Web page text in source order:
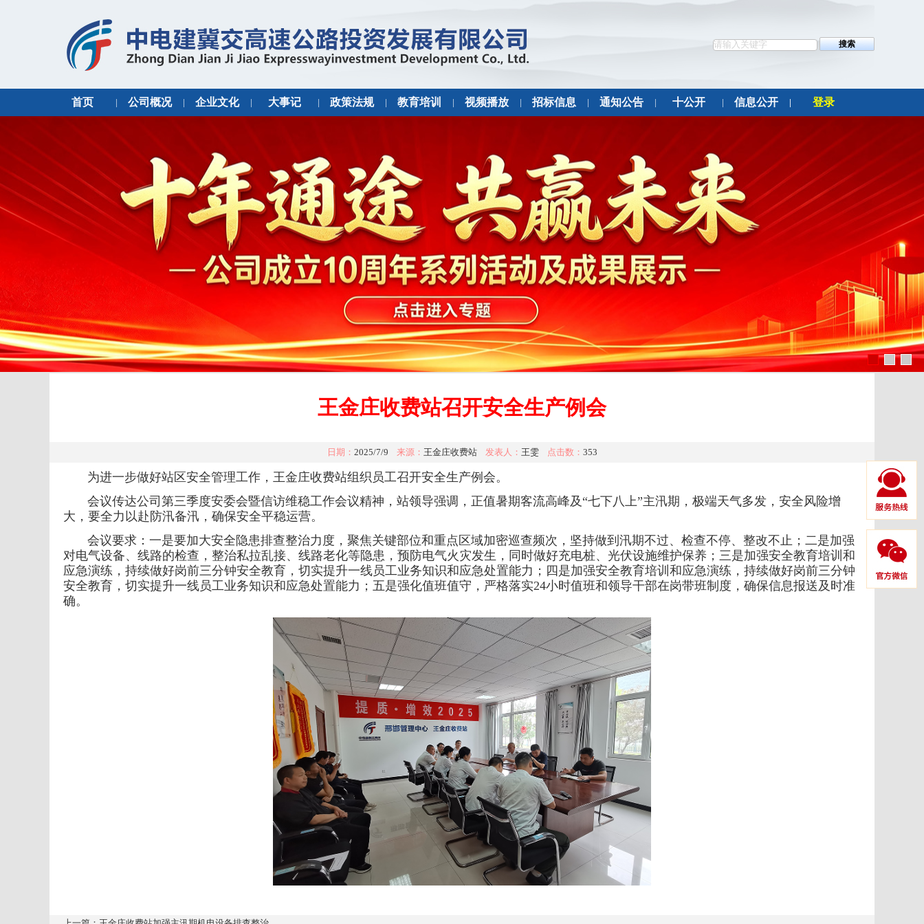
首页 | 公司概况 | 企业文化 | 大事记 | 政策法规 | 教育培训 | 视频播放 | 招标信息 | 通知公告 | 十公开 | 信息公开 || 登录
王金庄收费站召开安全生产例会
日期： 2025/7/9 来源： 王金庄收费站 发表人： 王雯 点击数： 353
为进一步做好站区安全管理工作，王金庄收费站组织员工召开安全生产例会。
会议传达公司 第三季度安委会暨信访维稳工作会议精神，站领导强调， 正值暑期客流高峰及“七下八上”主汛期，极端天气多发，安全风险增
大，要全力以赴防汛备汛，确保安全平稳运营。
会议要求：一是要加大安全隐患排查整治力度，聚焦关键部位和重点区域加密巡查频次，坚持做到汛期不过、检查不停、整改不止；二是加强
对电气设备、线路的检查，整治私拉乱接、线路老化等隐患，预防电气火灾发生，同时做好充电桩、光伏设施维护保养；三是加强安全教育培训和
应急演练，持续做好岗前三分钟安全教育，切实提升一线员工业务知识和应急处置能力；四是加强安全教育培训和应急演练，持续做好岗前三分钟
安全教育，切实提升一线员工业务知识和应急处置能力；五是强化值班值守，严格落实24小时值班和领导干部在岗带班制度，确保信息报送及时准
确。